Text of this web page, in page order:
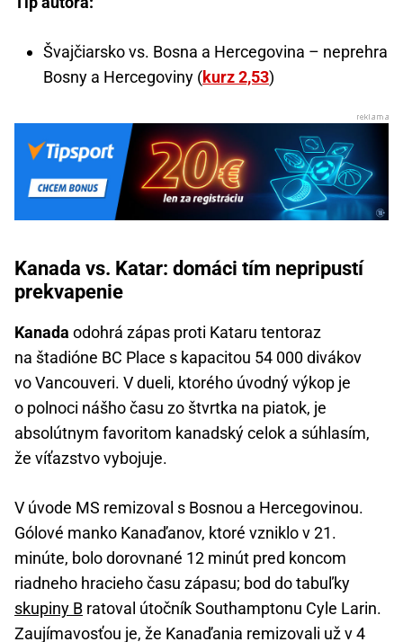
Švajčiarsko vs. Bosna a Hercegovina – neprehra
Bosny a Hercegoviny (kurz 2,53)
Kanada vs. Katar: domáci tím nepripustí
prekvapenie
Kanada odohrá zápas proti Kataru tentoraz
na štadióne BC Place s kapacitou 54 000 divákov
vo Vancouveri. V dueli, ktorého úvodný výkop je
o polnoci nášho času zo štvrtka na piatok, je
absolútnym favoritom kanadský celok a súhlasím,
že víťazstvo vybojuje.
V úvode MS remizoval s Bosnou a Hercegovinou.
Gólové manko Kanaďanov, ktoré vzniklo v 21.
minúte, bolo dorovnané 12 minút pred koncom
riadneho hracieho času zápasu; bod do tabuľky
skupiny B ratoval útočník Southamptonu Cyle Larin.
Zaujímavosťou je, že Kanaďania remizovali už v 4